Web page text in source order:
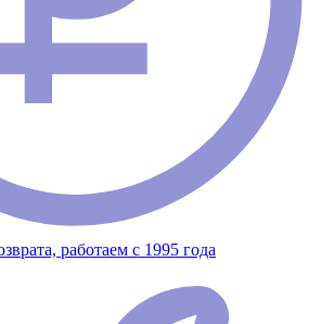
работаем с 1995 года